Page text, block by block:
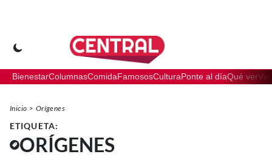
BienestarColumnasComidaFamososCulturaPonte al díaQué ver
Inicio Orígenes
ETIQUETA:
ORÍGENES